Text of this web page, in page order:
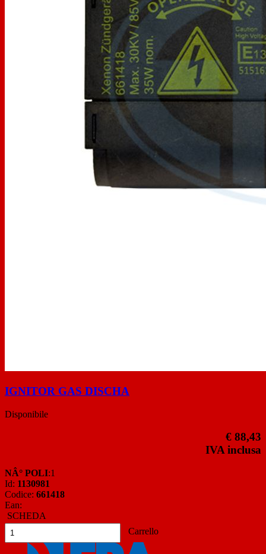
IGNITOR GAS DISCHA
Disponibile
€ 88,43
IVA inclusa
NÂ° POLI:1
Id: 1130981
Codice: 661418
Ean:
SCHEDA
Carrello